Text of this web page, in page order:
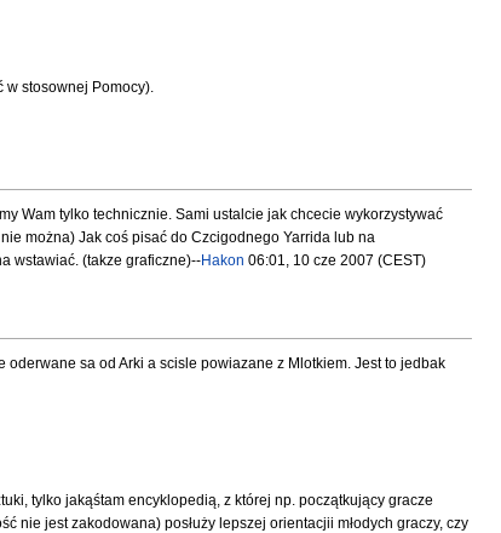
w stosownej Pomocy).
Wam tylko technicznie. Sami ustalcie jak chcecie wykorzystywać
można) Jak coś pisać do Czcigodnego Yarrida lub na
wstawiać. (takze graficzne)--Hakon 06:01, 10 cze 2007 (CEST)
sa od Arki a scisle powiazane z Mlotkiem. Jest to jedbak
tylko jakąśtam encyklopedią, z której np. początkujący gracze
nie jest zakodowana) posłuży lepszej orientacjii młodych graczy, czy